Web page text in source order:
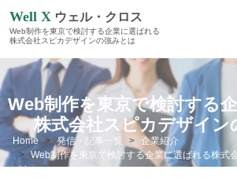
Well X ウェル・クロス
Web制作を東京で検討する企業に選ばれる
株式会社スピカデザインの強みとは
Home 発信・記事一覧
企業紹介
Web制作を東京で検討する企業に選ばれる株式
は
Web制作を東京で検討する
株式会社スピカデザイン